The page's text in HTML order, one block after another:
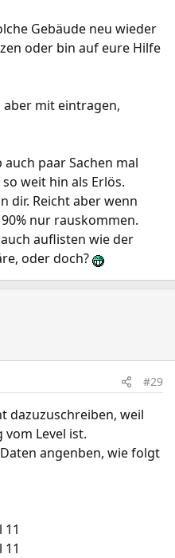
Gebäude neu wieder
oder bin auf eure Hilfe
aber mit eintragen,
paar Sachen mal
weit hin als Erlös.
dir. Reicht aber wenn
nur rauskommen.
auflisten wie der
oder doch?
#29
dazuzuschreiben, weil
Level ist.
angenben, wie folgt